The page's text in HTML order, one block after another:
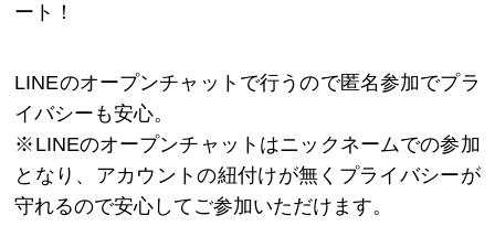
ート！
LINEのオープンチャットで行うので匿名参加でプラ
イバシーも安心。
※LINEのオープンチャットはニックネームでの参加
となり、アカウントの紐付けが無くプライバシーが
守れるので安心してご参加いただけます。